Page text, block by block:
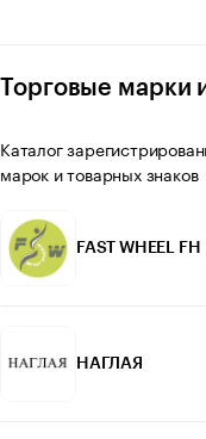
Торговые марки
Каталог
марок и товарных знаков
FAST WHEEL FH
НАГЛАЯ